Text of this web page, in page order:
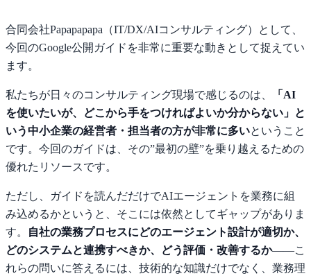
合同会社Papapapapa（IT/DX/AIコンサルティング）として、
今回のGoogle公開ガイドを非常に重要な動きとして捉えてい
ます。
私たちが日々のコンサルティング現場で感じるのは、
「AI
を使いたいが、どこから手をつければよいか分からない」と
いう中小企業の経営者・担当者の方が非常に多いということ
です。今回のガイドは、その”最初の壁”を乗り越えるための
優れたリソースです。
ただし、ガイドを読んだだけでAIエージェントを業務に組
み込めるかというと、そこには依然としてギャップがありま
す。
自社の業務プロセスにどのエージェント設計が適切か、
どのシステムと連携すべきか、どう評価・改善するか——こ
れらの問いに答えるには、技術的な知識だけでなく、業務理